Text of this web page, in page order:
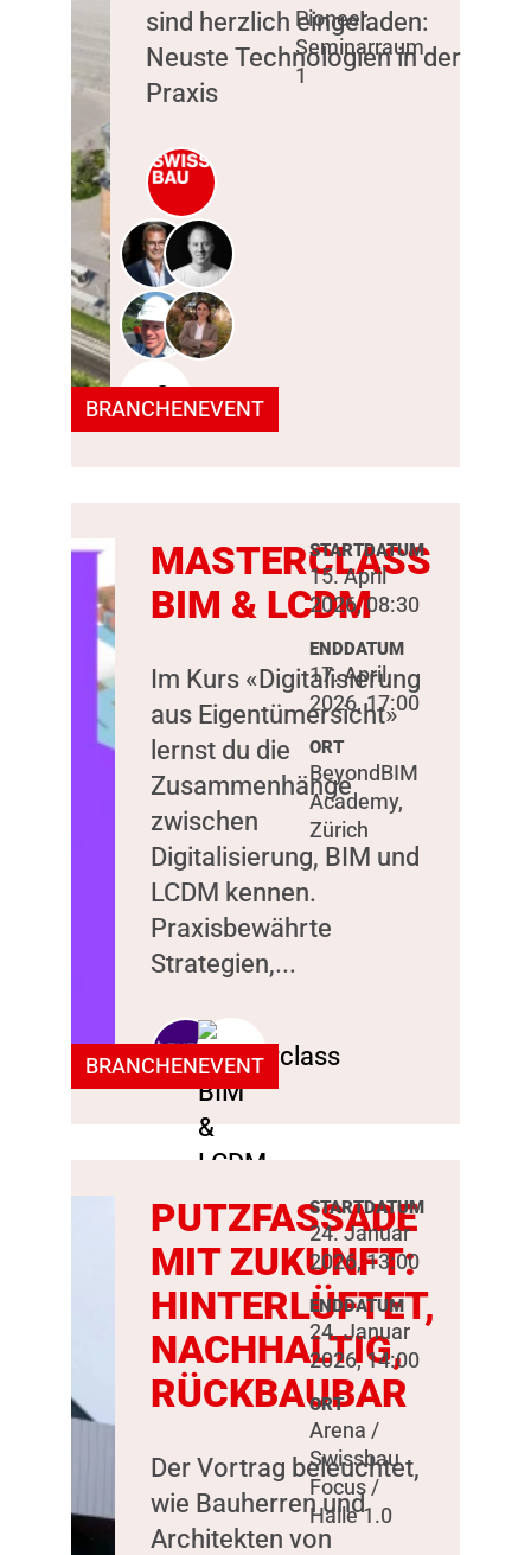
BRANCHENEVENT
sind herzlich eingeladen:
Neuste Technologien in der
Praxis
+2
Pioneer,
Seminarraum
1
BRANCHENEVENT
MASTERCLASS
BIM & LCDM
Im Kurs «Digitalisierung
aus Eigentümersicht»
lernst du die
Zusammenhänge
zwischen
Digitalisierung, BIM und
LCDM kennen.
Praxisbewährte
Strategien,...
STARTDATUM
15. April
2026, 08:30
ENDDATUM
17. April
2026, 17:00
ORT
BeyondBIM
Academy,
Zürich
PUTZFASSADE
MIT ZUKUNFT:
HINTERLÜFTET,
NACHHALTIG,
RÜCKBAUBAR
Der Vortrag beleuchtet,
wie Bauherren und
Architekten von
STARTDATUM
24. Januar
2026, 13:00
ENDDATUM
24. Januar
2026, 14:00
ORT
Arena /
Swissbau
Focus /
Halle 1.0